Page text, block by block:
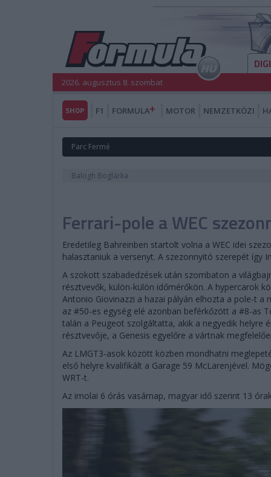
2026. augusztus 8. szombat
SHOP F1 FORMULA MOTOR NEMZETKÖZI
Parc Fermé
Balogh Boglárka
Ferrari-pole a WEC
Eredetileg Bahreinben startolt volna a WEC idei
halasztaniuk a versenyt. A szezonnyitó szerepét
A szokott szabadedzések után szombaton a
résztvevők, külön-külön időmérőkön. A hypercarok
Antonio Giovinazzi a hazai pályán elhozta a pole-t a
az #50-es egység elé azonban beférkőzött a #8-as
talán a Peugeot szolgáltatta, akik a negyedik helyre
résztvevője, a Genesis egyelőre a vártnak
Az LMGT3-asok között közben mondhatni
első helyre kvalifikált a Garage 59 McLarenjével.
WRT-t.
Az imolai 6 órás vasárnap, magyar idő szerint 13